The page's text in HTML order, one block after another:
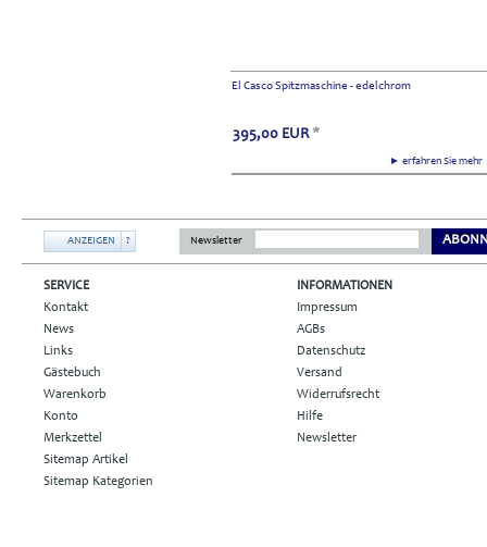
El Casco Spitzmaschine - edelchrom
► erfahren Sie
395,00 EUR *
ANZEIGEN ? Newsletter
SERVICE
Kontakt
News
Links
Gästebuch
Warenkorb
Konto
Merkzettel
Sitemap Artikel
Sitemap Kategorien
INFORMATIONEN
Impressum
AGBs
Datenschutz
Versand
Widerrufsrecht
Hilfe
Newsletter